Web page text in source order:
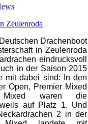
Drachenboot
in Zeulenroda
eindrucksvoll
in der Saison 2015
mit dabei sind: In den
Open, Premier Mixed
waren die
auf Platz 1. Und
2 in der